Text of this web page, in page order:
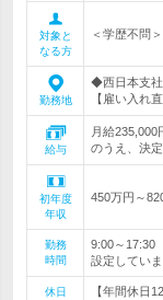
対象と
なる方
＜学歴不問
勤務地
◆西日本支社
【雇い入れ
給与
月給
のうえ、決
初年度
年収
450万円～
勤務
時間
9:00～17:30
設定してい
休日
【年間休日